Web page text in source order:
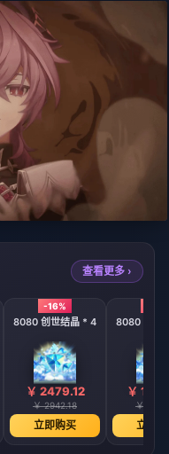
查看更多 ›
-16%
8080 创世结晶 * 4
￥ 2479.12
￥ 2942.18
立即购买
8080 创世
￥
￥
立即